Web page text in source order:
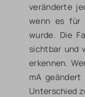
veränderte
wenn es für
wurde. Die
sichtbar und
erkennen.
mA
Unterschied